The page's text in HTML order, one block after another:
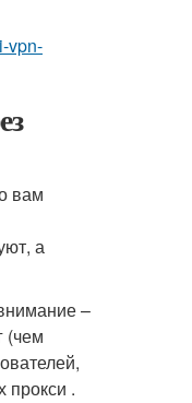
vpn-
вам
а
–
(чем
прокси .